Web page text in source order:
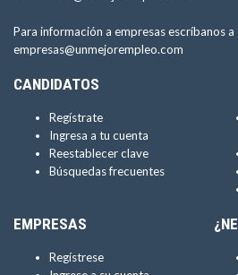
Para información a empresas escríbanos a
empresas@unmejorempleo.com
CANDIDATOS
Regístrate
Ingresa a tu cuenta
Reestablecer clave
Búsquedas frecuentes
EMPRESAS
Regístrese